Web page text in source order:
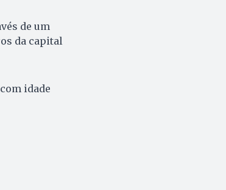
de um
da capital
idade